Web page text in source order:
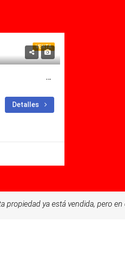
VENTA
SE VENDE VILLA EN AVILESES, AVILESES CON PISCINA
Detalles
propiedad ya está vendida, pero